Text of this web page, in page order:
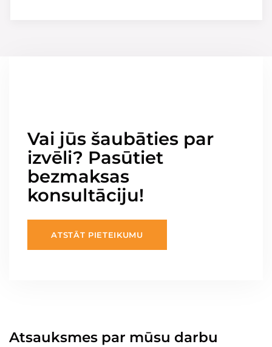
Vai jūs šaubāties par
izvēli? Pasūtiet
bezmaksas
konsultāciju!
ATSTĀT PIETEIKUMU
Atsauksmes par mūsu darbu